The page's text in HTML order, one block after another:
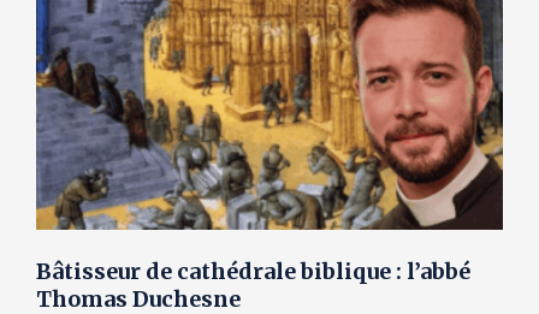
Bâtisseur de cathédrale biblique : l’abbé
Thomas Duchesne